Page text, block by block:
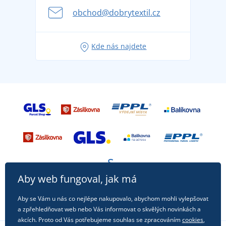
se na dovolenou bez starostí
Tipy na svěží outfity pro pohodové léto
obchod@dobrytextil.cz
Kde nás najdete
Aby web fungoval, jak má
Aby se Vám u nás co nejlépe nakupovalo, abychom mohli vylepšovat
a zpřehledňovat web nebo Vás informovat o skvělých novinkách a
akcích. Proto od Vás potřebujeme souhlas se zpracovánímcookies,